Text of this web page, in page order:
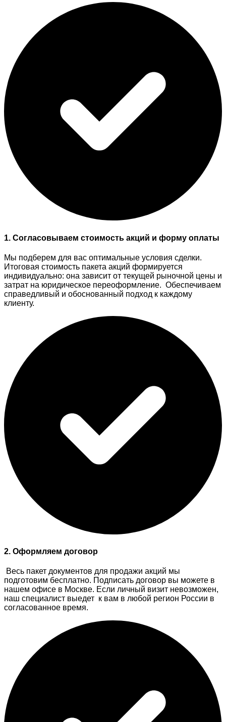
1. Согласовываем стоимость акций и форму оплаты
Мы подберем для вас оптимальные условия сделки.
Итоговая стоимость пакета акций формируется
индивидуально: она зависит от текущей рыночной цены и
затрат на юридическое переоформление. Обеспечиваем
справедливый и обоснованный подход к каждому
клиенту.
2. Оформляем договор
Весь пакет документов для продажи акций мы
подготовим бесплатно. Подписать договор вы можете в
нашем офисе в Москве. Если личный визит невозможен,
наш специалист выедет к вам в любой регион России в
согласованное время.